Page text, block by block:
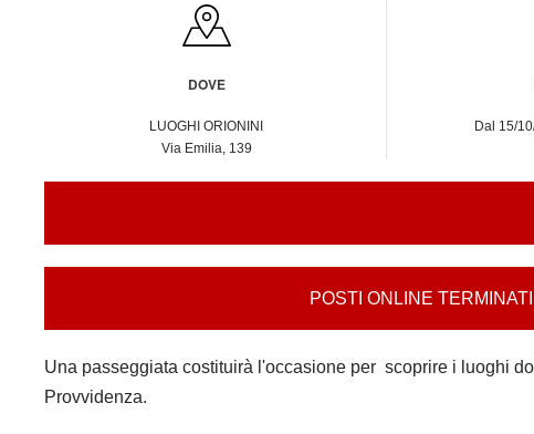
DOVE
LUOGHI ORIONINI
Via Emilia, 139
Dal 15/
POSTI ONLINE
Una passeggiata costituirà l'occasione per scoprire i luoghi
Provvidenza.